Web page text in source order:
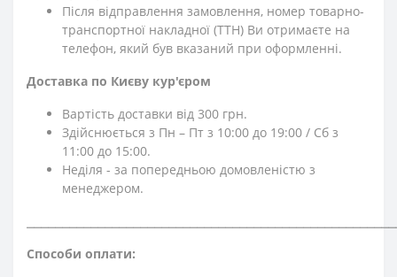
Після відправлення замовлення, номер товарно-
транспортної накладної (ТТН) Ви отримаєте на
телефон, який був вказаний при оформленні.
Доставка по Києву кур'єром
Вартість доставки від 300 грн.
Здійснюється з Пн – Пт з 10:00 до 19:00 / Сб з
11:00 до 15:00.
Неділя - за попередньою домовленістю з
менеджером.
Способи оплати: